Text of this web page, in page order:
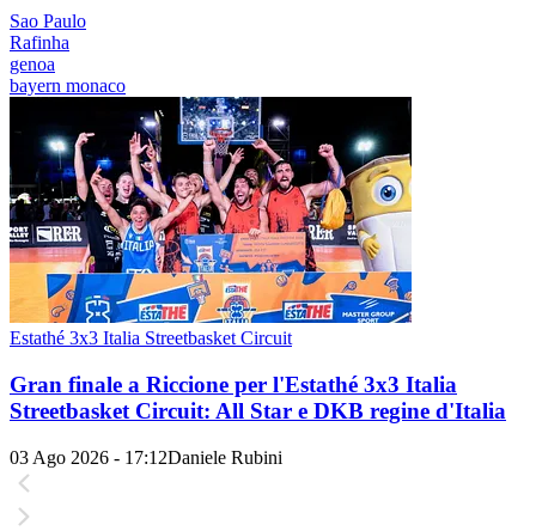
Sao Paulo
Rafinha
genoa
bayern monaco
Estathé 3x3 Italia Streetbasket Circuit
Gran finale a Riccione per l'Estathé 3x3 Italia
Streetbasket Circuit: All Star e DKB regine d'Italia
03 Ago 2026 - 17:12Daniele Rubini